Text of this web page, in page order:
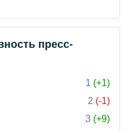
пресс-
1 (+1)
2 (-1)
3 (+9)